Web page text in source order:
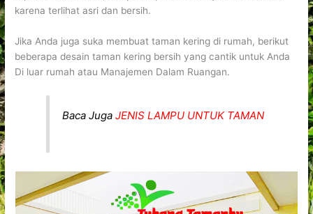
karena terlihat asri dan bersih.
Jika Anda juga suka membuat taman kering di rumah, berikut
beberapa desain taman kering bersih yang cantik untuk Anda
Di luar rumah atau Manajemen Dalam Ruangan.
Baca JugaJENIS LAMPU UNTUK TAMAN